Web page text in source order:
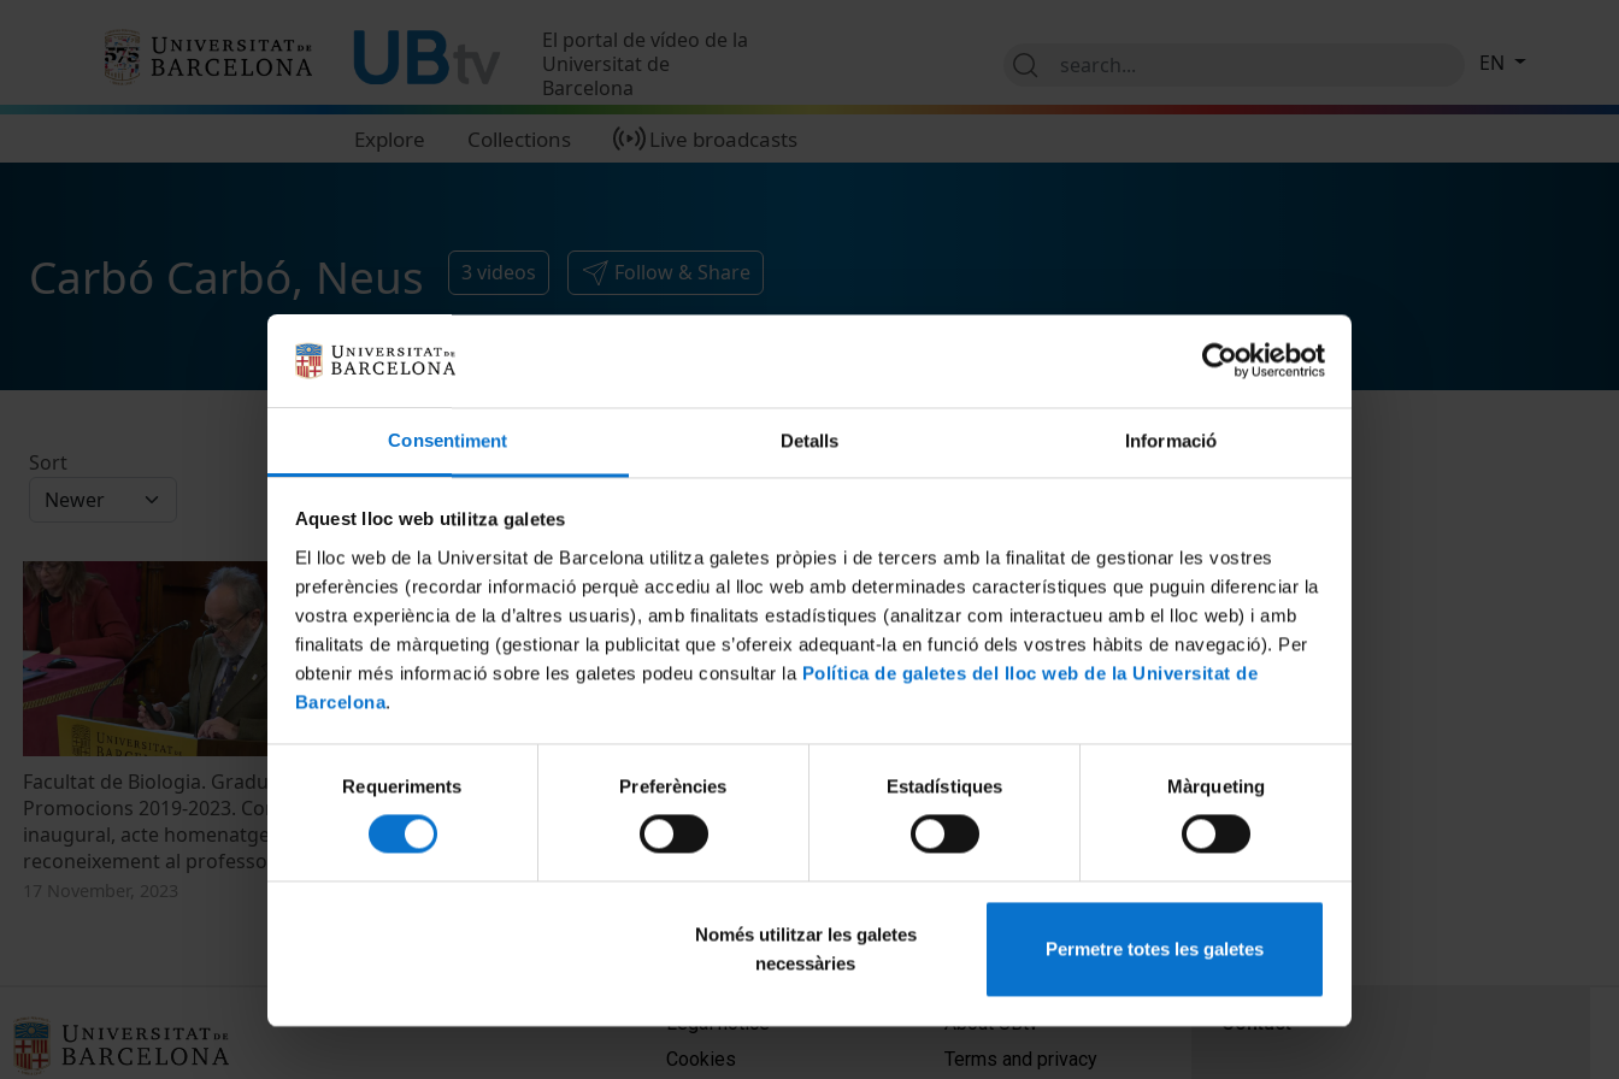
Consentiment Detalls Informació
Aquest lloc web utilitza galetes
El lloc web de la Universitat de Barcelona utilitza galetes pròpies i de tercers amb la finalitat de gestionar les vostres
preferències (recordar informació perquè accediu al lloc web amb determinades característiques que puguin diferenciar la
vostra experiència de la d’altres usuaris), amb finalitats estadístiques (analitzar com interactueu amb el lloc web) i amb
finalitats de màrqueting (gestionar la publicitat que s’ofereix adequant-la en funció dels vostres hàbits de navegació). Per
obtenir més informació sobre les galetes podeu consultar la Política de galetes del lloc web de la Universitat de
Barcelona.
Selecció
consentiment
Requeriments Preferències Estadístiques Màrqueting
Només utilitzar les galetes
necessàries
Permetre totes les galetes
El portal de vídeo de la
Universitat de
Barcelona
Explore Collections Live broadcasts
EN
Carbó Carbó, Neus 3 videos Follow & Share
Sort
Facultat de Biologia. Graduació
Promocions 2019-2023. Conferència
inaugural, acte homenatge i
reconeixement al professorat
17 November, 2023
Acte de Graduació. Facultat de Biologia.
Grau en Ciències Ambientals i Grau en
Ciències Biomèdiques
Acte de Graduació de la Facultat de
Biologia Curs 2020-2021 - Obertura de
Legal notice
Cookies
About UBtv
Terms and privacy
Contact